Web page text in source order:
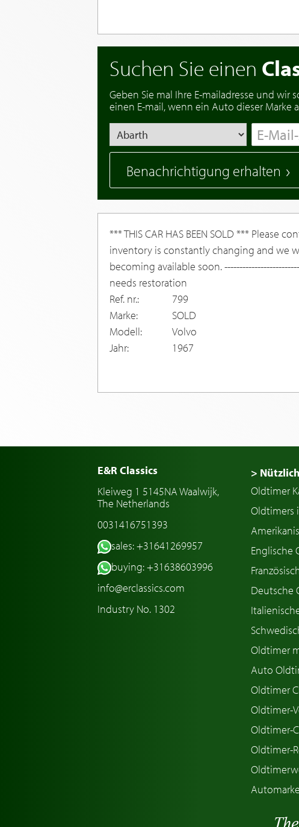
Suchen Sie einen
Geben Sie mal Ihre E-mailadresse und wir
einen E-mail, wenn ein Auto dieser Marke
Benachrichtigung erhalten
*** THIS CAR HAS BEEN SOLD *** Please
inventory is constantly changing and we
becoming available soon.
needs restoration
Ref. nr.:
799
Marke:
SOLD
Modell:
Volvo
Jahr:
1967
E&R Classics
Kleiweg 1 5145NA Waalwijk,
The Netherlands
0031416751393
sales: +31641269957
buying: +31638603996
info@erclassics.com
Industry No. 1302
>
Oldtimer
Oldtimers
Englische
Deutsche
Oldtimer
Auto
Oldtimer
Oldtimer-
Oldtimer-
Oldtimer-